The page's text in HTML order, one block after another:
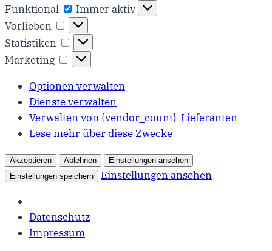
Funktional
Funktional
Immer aktiv
Vorlieben
Vorlieben
Statistiken
Statistiken
Marketing
Marketing
Optionen verwalten
Dienste verwalten
Verwalten von {vendor_count}-Lieferanten
Lese mehr über diese Zwecke
Akzeptieren Ablehnen
Einstellungen ansehen
Einstellungen speichern
Einstellungen ansehen
Datenschutz
Impressum